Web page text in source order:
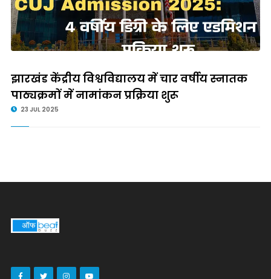
झारखंड केंद्रीय विश्वविद्यालय में चार वर्षीय स्नातक
पाठ्यक्रमों में नामांकन प्रक्रिया शुरू
23 JUL 2025